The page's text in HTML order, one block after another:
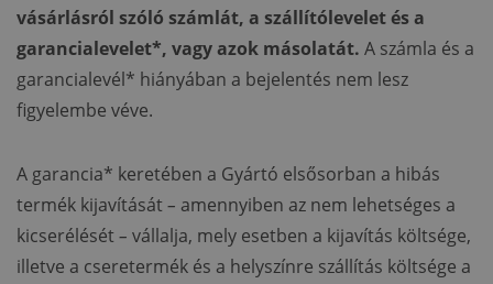
vásárlásról szóló számlát, a szállítólevelet és a
garancialevelet*, vagy azok másolatát. A számla és a
garancialevél* hiányában a bejelentés nem lesz
figyelembe véve.
A garancia* keretében a Gyártó elsősorban a hibás
termék kijavítását– amennyiben az nem lehetséges a
kicserélését– vállalja, mely esetben a kijavítás költsége,
illetve a cseretermék és a helyszínre szállítás költsége a